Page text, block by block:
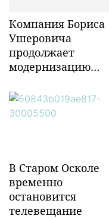
Компания Бориса
Ушеровича
продолжает
модернизацию
инфраструктуры в
Забайкалье
В Старом Осколе
временно
остановится
телевещание